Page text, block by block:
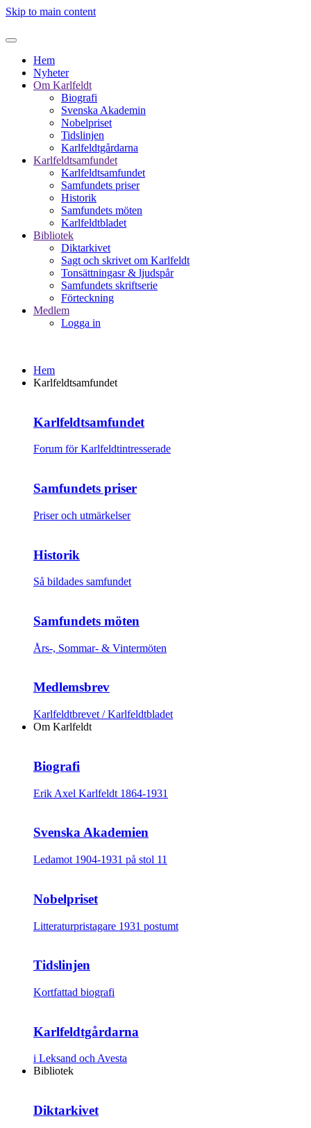
Skip to main content
Hem
Nyheter
Om Karlfeldt
Biografi
Svenska Akademin
Nobelpriset
Tidslinjen
Karlfeldtgårdarna
Karlfeldtsamfundet
Karlfeldtsamfundet
Samfundets priser
Historik
Samfundets möten
Karlfeldtbladet
Bibliotek
Diktarkivet
Sagt och skrivet om Karlfeldt
Tonsättningasr & ljudspår
Samfundets skriftserie
Förteckning
Medlem
Logga in
Hem
Karlfeldtsamfundet
Karlfeldtsamfundet
Forum för Karlfeldtintresserade
Samfundets priser
Priser och utmärkelser
Historik
Så bildades samfundet
Samfundets möten
Års-, Sommar- & Vintermöten
Medlemsbrev
Karlfeldtbrevet / Karlfeldtbladet
Om Karlfeldt
Biografi
Erik Axel Karlfeldt 1864-1931
Svenska Akademien
Ledamot 1904-1931 på stol 11
Nobelpriset
Litteraturpristagare 1931 postumt
Tidslinjen
Kortfattad biografi
Karlfeldtgårdarna
i Leksand och Avesta
Bibliotek
Diktarkivet